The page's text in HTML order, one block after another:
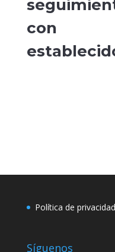
con
Política de privacidad
Síguenos